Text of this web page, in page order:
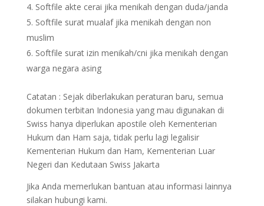
Softfile akte cerai jika menikah dengan duda/janda
Softfile surat mualaf jika menikah dengan non
muslim
Softfile surat izin menikah/cni jika menikah dengan
warga negara asing
Catatan : Sejak diberlakukan peraturan baru, semua
dokumen terbitan Indonesia yang mau digunakan di
Swiss hanya diperlukan apostile oleh Kementerian
Hukum dan Ham saja, tidak perlu lagi legalisir
Kementerian Hukum dan Ham, Kementerian Luar
Negeri dan Kedutaan Swiss Jakarta
Jika Anda memerlukan bantuan atau informasi lainnya
silakan hubungi kami.